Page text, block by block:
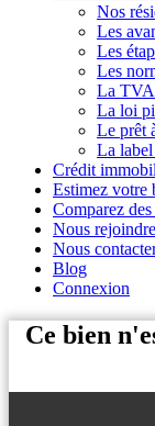
Nos
Les
Les
Les
La TVA
La loi
Le prêt
La
Crédit
Estimez votre
Comparez
Nous rejoindre
Nous
Blog
Connexion
Ce bien